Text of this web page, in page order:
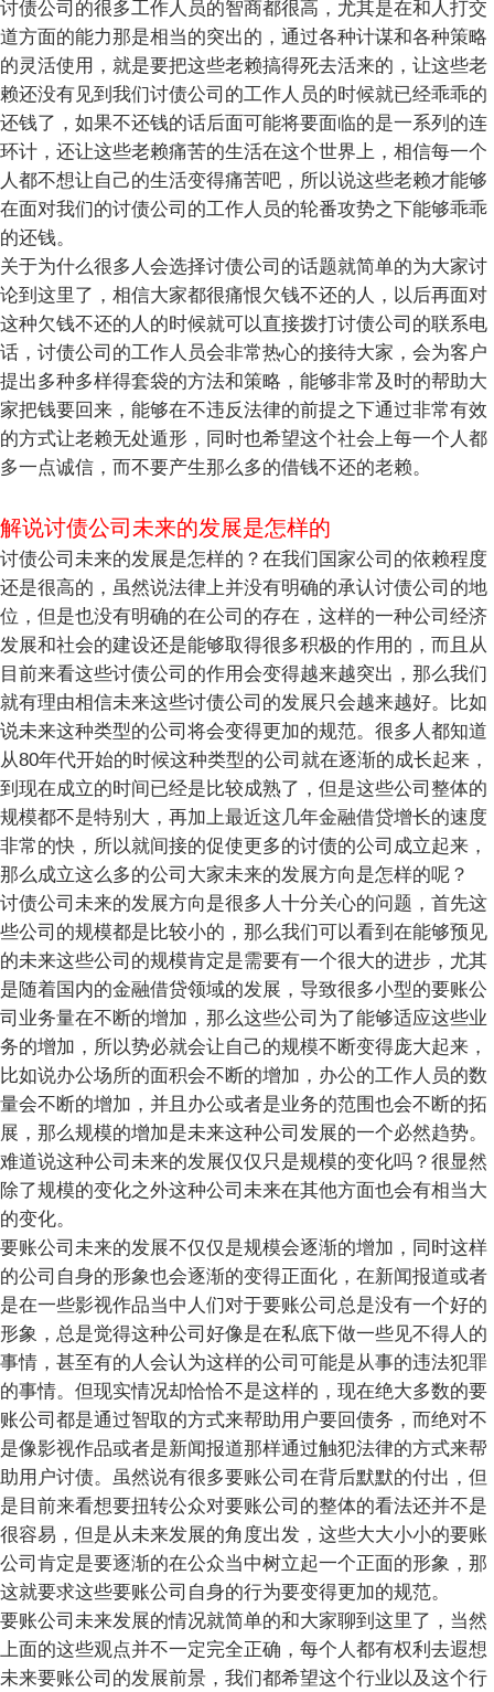
讨债公司的很多工作人员的智商都很高，尤其是在和人打交
道方面的能力那是相当的突出的，通过各种计谋和各种策略
的灵活使用，就是要把这些老赖搞得死去活来的，让这些老
赖还没有见到我们讨债公司的工作人员的时候就已经乖乖的
还钱了，如果不还钱的话后面可能将要面临的是一系列的连
环计，还让这些老赖痛苦的生活在这个世界上，相信每一个
人都不想让自己的生活变得痛苦吧，所以说这些老赖才能够
在面对我们的讨债公司的工作人员的轮番攻势之下能够乖乖
的还钱。
关于为什么很多人会选择讨债公司的话题就简单的为大家讨
论到这里了，相信大家都很痛恨欠钱不还的人，以后再面对
这种欠钱不还的人的时候就可以直接拨打讨债公司的联系电
话，讨债公司的工作人员会非常热心的接待大家，会为客户
提出多种多样得套袋的方法和策略，能够非常及时的帮助大
家把钱要回来，能够在不违反法律的前提之下通过非常有效
的方式让老赖无处遁形，同时也希望这个社会上每一个人都
多一点诚信，而不要产生那么多的借钱不还的老赖。
解说讨债公司未来的发展是怎样的
讨债公司未来的发展是怎样的？在我们国家公司的依赖程度
还是很高的，虽然说法律上并没有明确的承认讨债公司的地
位，但是也没有明确的在公司的存在，这样的一种公司经济
发展和社会的建设还是能够取得很多积极的作用的，而且从
目前来看这些讨债公司的作用会变得越来越突出，那么我们
就有理由相信未来这些讨债公司的发展只会越来越好。比如
说未来这种类型的公司将会变得更加的规范。很多人都知道
从80年代开始的时候这种类型的公司就在逐渐的成长起来，
到现在成立的时间已经是比较成熟了，但是这些公司整体的
规模都不是特别大，再加上最近这几年金融借贷增长的速度
非常的快，所以就间接的促使更多的讨债的公司成立起来，
那么成立这么多的公司大家未来的发展方向是怎样的呢？
讨债公司未来的发展方向是很多人十分关心的问题，首先这
些公司的规模都是比较小的，那么我们可以看到在能够预见
的未来这些公司的规模肯定是需要有一个很大的进步，尤其
是随着国内的金融借贷领域的发展，导致很多小型的要账公
司业务量在不断的增加，那么这些公司为了能够适应这些业
务的增加，所以势必就会让自己的规模不断变得庞大起来，
比如说办公场所的面积会不断的增加，办公的工作人员的数
量会不断的增加，并且办公或者是业务的范围也会不断的拓
展，那么规模的增加是未来这种公司发展的一个必然趋势。
难道说这种公司未来的发展仅仅只是规模的变化吗？很显然
除了规模的变化之外这种公司未来在其他方面也会有相当大
的变化。
要账公司未来的发展不仅仅是规模会逐渐的增加，同时这样
的公司自身的形象也会逐渐的变得正面化，在新闻报道或者
是在一些影视作品当中人们对于要账公司总是没有一个好的
形象，总是觉得这种公司好像是在私底下做一些见不得人的
事情，甚至有的人会认为这样的公司可能是从事的违法犯罪
的事情。但现实情况却恰恰不是这样的，现在绝大多数的要
账公司都是通过智取的方式来帮助用户要回债务，而绝对不
是像影视作品或者是新闻报道那样通过触犯法律的方式来帮
助用户讨债。虽然说有很多要账公司在背后默默的付出，但
是目前来看想要扭转公众对要账公司的整体的看法还并不是
很容易，但是从未来发展的角度出发，这些大大小小的要账
公司肯定是要逐渐的在公众当中树立起一个正面的形象，那
这就要求这些要账公司自身的行为要变得更加的规范。
要账公司未来发展的情况就简单的和大家聊到这里了，当然
上面的这些观点并不一定完全正确，每个人都有权利去遐想
未来要账公司的发展前景，我们都希望这个行业以及这个行